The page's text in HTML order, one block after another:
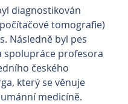
diagnostikován
tomografie)
Následně byl pes
spolupráce profesora
českého
který se věnuje
medicíně.